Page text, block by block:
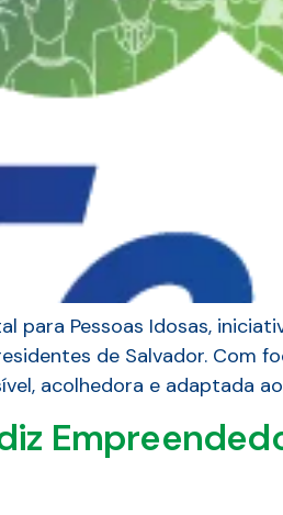
para Pessoas Idosas,
de Salvador. Com
acolhedora e adaptada